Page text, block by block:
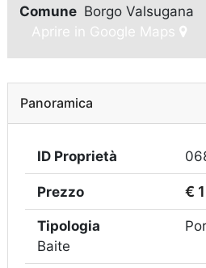
Comune Borgo Valsugana
Aprire in Google Maps
Panoramica
ID Proprietà
Prezzo €
Tipologia
Baite